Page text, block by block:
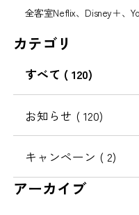
全客室Neflix、Disney＋、
カテゴリ
すべて ( 120)
お知らせ ( 120)
キャンペーン ( 2)
アーカイブ